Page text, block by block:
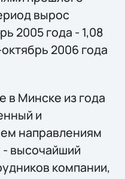
вырос
2005 года - 1,08
2006 года
в Минске из года
и
направлениям
- высочайший
компании,